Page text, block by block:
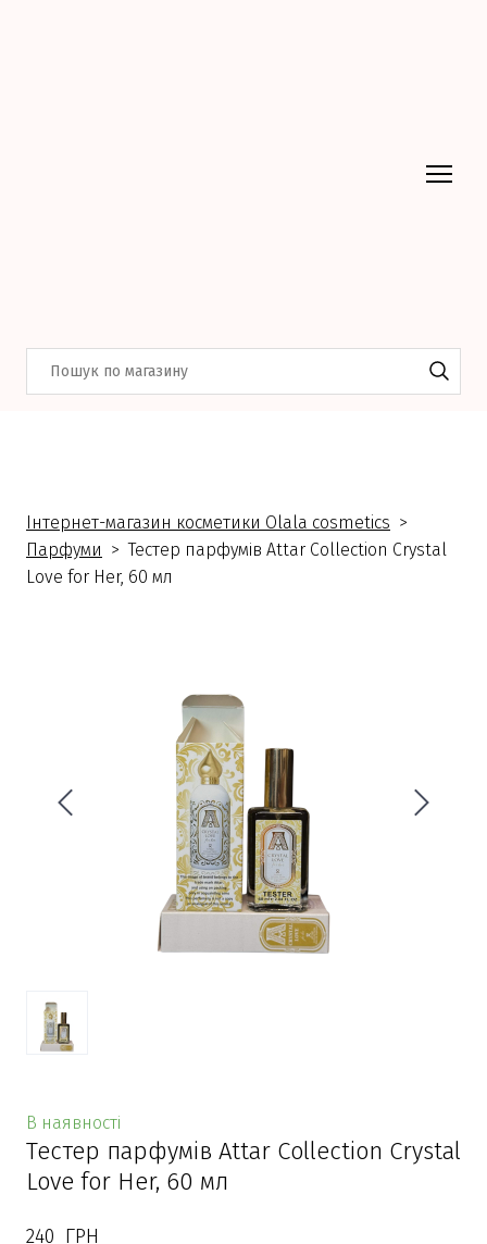
Інтернет-магазин косметики Olala cosmetics
Парфуми
Тестер парфумів Attar Collection Crystal
Love for Her, 60 мл
В наявності
Тестер парфумів Attar Collection Crystal
Love for Her, 60 мл
240  ГРН